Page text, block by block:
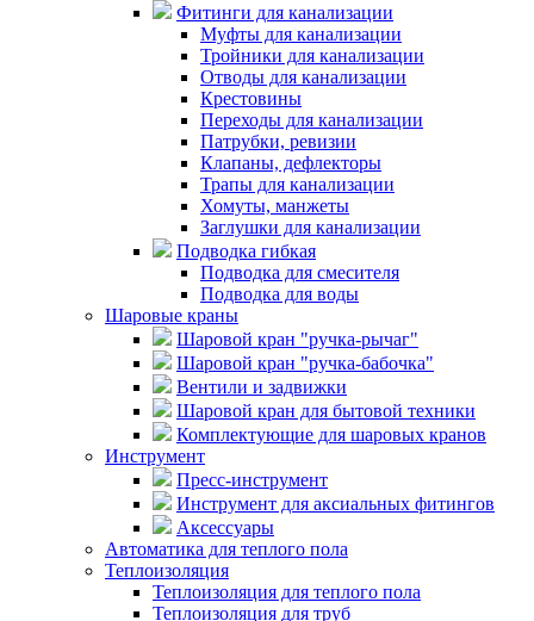
Фитинги для канализации
Муфты для канализации
Тройники для канализации
Отводы для канализации
Крестовины
Переходы для канализации
Патрубки, ревизии
Клапаны, дефлекторы
Трапы для канализации
Хомуты, манжеты
Заглушки для канализации
Подводка гибкая
Подводка для смесителя
Подводка для воды
Шаровые краны
Шаровой кран "ручка-рычаг"
Шаровой кран "ручка-бабочка"
Вентили и задвижки
Шаровой кран для бытовой техники
Комплектующие для шаровых кранов
Инструмент
Пресс-инструмент
Инструмент для аксиальных фитингов
Аксессуары
Автоматика для теплого пола
Теплоизоляция
Теплоизоляция для теплого пола
Теплоизоляция для труб